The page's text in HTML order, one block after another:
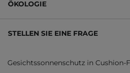
ÖKOLOGIE
STELLEN SIE EINE FRAGE
Gesichtssonnenschutz in Cushion-